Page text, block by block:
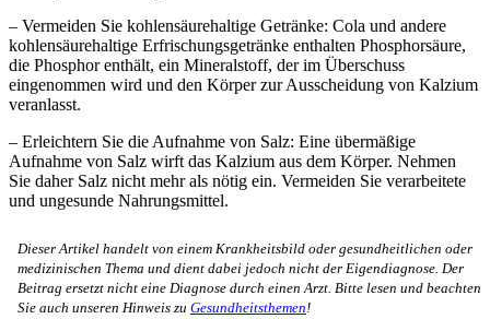
– Vermeiden Sie kohlensäurehaltige Getränke: Cola und andere
kohlensäurehaltige Erfrischungsgetränke enthalten Phosphorsäure,
die Phosphor enthält, ein Mineralstoff, der im Überschuss
eingenommen wird und den Körper zur Ausscheidung von Kalzium
veranlasst.
– Erleichtern Sie die Aufnahme von Salz: Eine übermäßige
Aufnahme von Salz wirft das Kalzium aus dem Körper. Nehmen
Sie daher Salz nicht mehr als nötig ein. Vermeiden Sie verarbeitete
und ungesunde Nahrungsmittel.
Dieser Artikel handelt von einem Krankheitsbild oder gesundheitlichen oder
medizinischen Thema und dient dabei jedoch nicht der Eigendiagnose. Der
Beitrag ersetzt nicht eine Diagnose durch einen Arzt. Bitte lesen und beachten
Sie auch unseren Hinweis zu Gesundheitsthemen!